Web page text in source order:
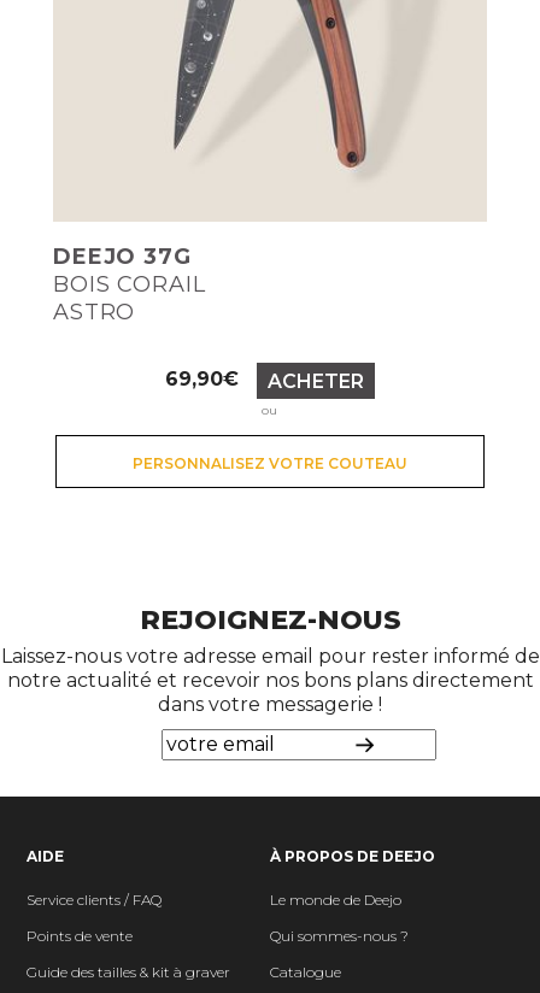
DEEJO 37G
BOIS CORAIL
ASTRO
Prix
69,90€ ACHETER
ou
PERSONNALISEZ VOTRE COUTEAU
REJOIGNEZ-NOUS
Laissez-nous votre adresse email pour rester informé de
notre actualité et recevoir nos bons plans directement
dans votre messagerie !
AIDE
Service clients / FAQ
Points de vente
Guide des tailles & kit à graver
À PROPOS DE DEEJO
Le monde de Deejo
Qui sommes-nous ?
Catalogue